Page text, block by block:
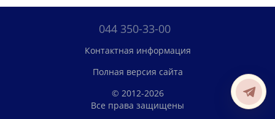
044 350-33-00
Контактная информация
Полная версия сайта
© 2012-2026
Все права защищены